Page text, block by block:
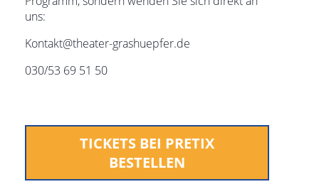
uns:
Kontakt@theater-grashuepfer.de
030/53 69 51 50
TICKETS BEI PRETIX
BESTELLEN